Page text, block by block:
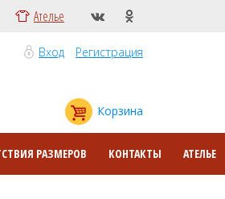
Ателье
Вход Регистрация
Корзина
РАЗМЕРОВ КОНТАКТЫ АТЕЛЬЕ